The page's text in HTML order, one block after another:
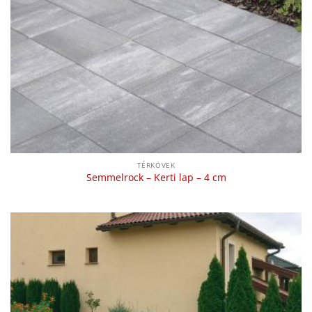
TÉRKÖVEK
Semmelrock – Kerti lap – 4 cm